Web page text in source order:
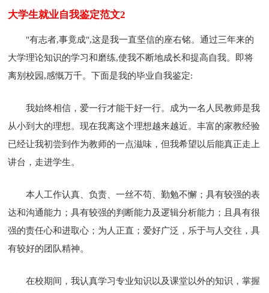
大学生就业自我鉴定范文2
"有志者,事竟成",这是我一直坚信的座右铭。通过三年来的
大学理论知识的学习和磨练,使我不断地成长和提高自我。即将
离别校园,感慨万千。下面是我的毕业自我鉴定:
我始终相信，爱一行才能干好一行。成为一名人民教师是我
从小到大的理想。现在我离这个理想越来越近。丰富的家教经验
已经让我初尝到作为教师的一点滋味，但我希望以后能真正走上
讲台，走进学生。
本人工作认真、负责、一丝不苟、勤勉不懈；具有较强的表
达和沟通能力；具有较强的判断能力及逻辑分析能力；且具有很
强的责任心和进取心；为人正直；爱好广泛，乐于与人交往，具
有较好的团队精神。
在校期间，我认真学习专业知识以及课堂以外的知识，掌握